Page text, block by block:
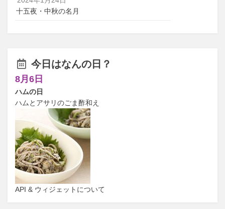
十五夜・中秋の名月
今日はなんの日？
8月6日
ハムの日
ハムとアサリのごま酢和え
API & ウィジェットについて